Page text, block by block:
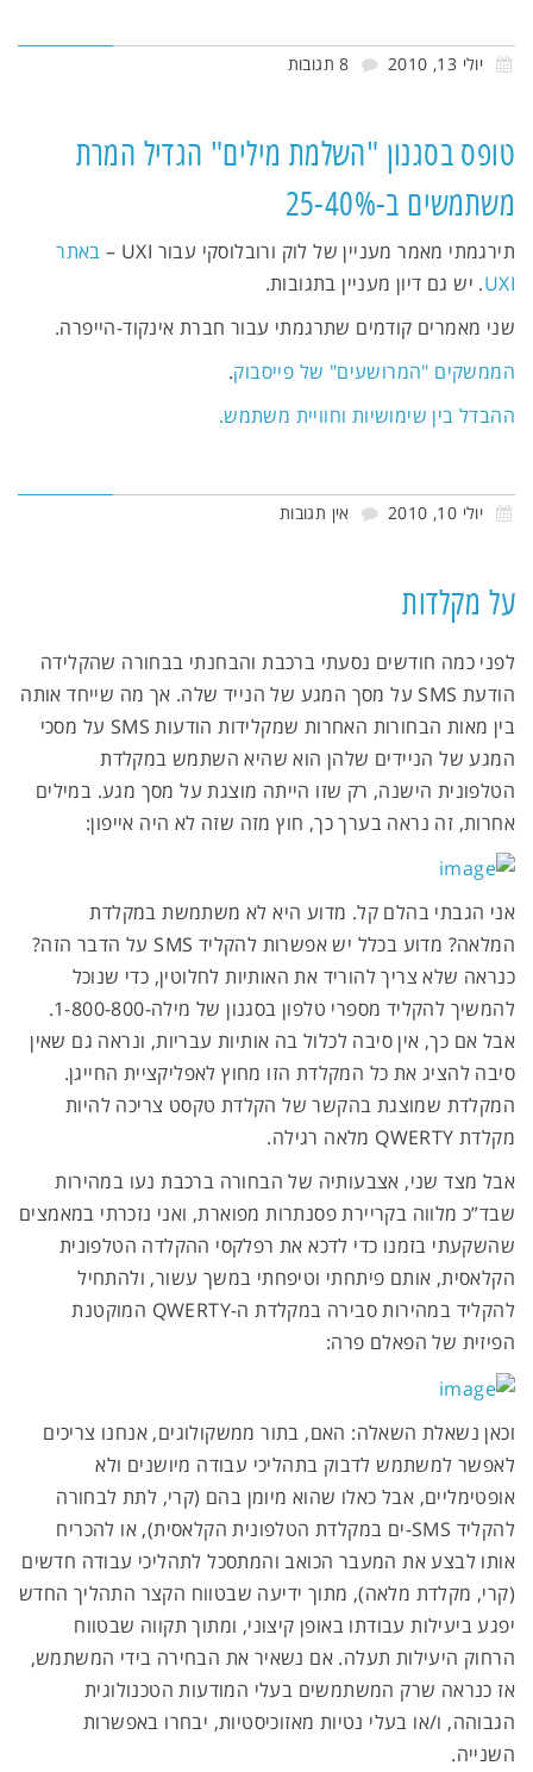
יולי 13, 2010 8 תגובות
טופס בסגנון "השלמת מילים" הגדיל המרת
משתמשים ב-25-40%
תירגמתי מאמר מעניין של לוק ורובלוסקי עבור UXI –
באתר
UXI. יש גם דיון מעניין בתגובות.
שני מאמרים קודמים שתרגמתי עבור חברת אינקוד-הייפרה.
הממשקים "המרושעים" של פייסבוק.
ההבדל בין שימושיות וחוויית משתמש.
יולי 10, 2010 אין תגובות
על מקלדות
לפני כמה חודשים נסעתי ברכבת והבחנתי בבחורה שהקלידה
הודעת SMS על מסך המגע של הנייד שלה. אך מה שייחד אותה
בין מאות הבחורות האחרות שמקלידות הודעות SMS על מסכי
המגע של הניידים שלהן הוא שהיא השתמש במקלדת
הטלפונית הישנה, רק שזו הייתה מוצגת על מסך מגע. במילים
אחרות, זה נראה בערך כך, חוץ מזה שזה לא היה אייפון:
אני הגבתי בהלם קל. מדוע היא לא משתמשת במקלדת
המלאה? מדוע בכלל יש אפשרות להקליד SMS על הדבר הזה?
כנראה שלא צריך להוריד את האותיות לחלוטין, כדי שנוכל
להמשיך להקליד מספרי טלפון בסגנון של מילה-1-800-800.
אבל אם כך, אין סיבה לכלול בה אותיות עבריות, ונראה גם שאין
סיבה להציג את כל המקלדת הזו מחוץ לאפליקציית החייגן.
המקלדת שמוצגת בהקשר של הקלדת טקסט צריכה להיות
מקלדת QWERTY מלאה רגילה.
אבל מצד שני, אצבעותיה של הבחורה ברכבת נעו במהירות
שבד”כ מלווה בקריירת פסנתרות מפוארת, ואני נזכרתי במאמצים
שהשקעתי בזמנו כדי לדכא את רפלקסי ההקלדה הטלפונית
הקלאסית, אותם פיתחתי וטיפחתי במשך עשור, ולהתחיל
להקליד במהירות סבירה במקלדת ה-QWERTY המוקטנת
הפיזית של הפאלם פרה:
וכאן נשאלת השאלה: האם, בתור ממשקולוגים, אנחנו צריכים
לאפשר למשתמש לדבוק בתהליכי עבודה מיושנים ולא
אופטימליים, אבל כאלו שהוא מיומן בהם (קרי, לתת לבחורה
להקליד SMS-ים במקלדת הטלפונית הקלאסית), או להכריח
אותו לבצע את המעבר הכואב והמתסכל לתהליכי עבודה חדשים
(קרי, מקלדת מלאה), מתוך ידיעה שבטווח הקצר התהליך החדש
יפגע ביעילות עבודתו באופן קיצוני, ומתוך תקווה שבטווח
הרחוק היעילות תעלה. אם נשאיר את הבחירה בידי המשתמש,
אז כנראה שרק המשתמשים בעלי המודעות הטכנולוגית
הגבוהה, ו/או בעלי נטיות מאזוכיסטיות, יבחרו באפשרות
השנייה.